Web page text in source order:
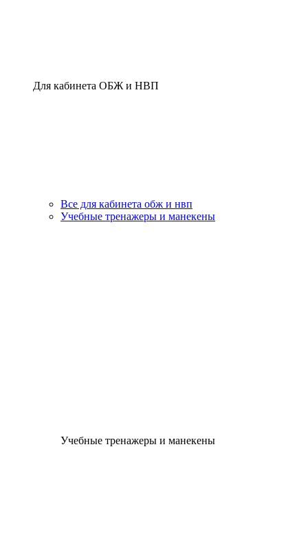
Для кабинета ОБЖ и НВП
Все для кабинета обж и нвп
Учебные тренажеры и манекены
Учебные тренажеры и манекены